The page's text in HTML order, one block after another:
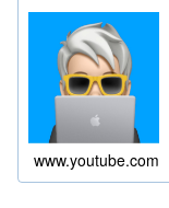
www.youtube.com